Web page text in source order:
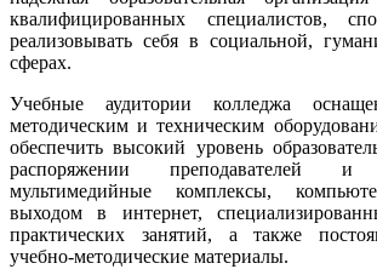
квалифицированных специалистов,
реализовывать себя в социальной,
сферах.
Учебные аудитории колледжа
методическим и техническим
обеспечить высокий уровень
распоряжении преподавателей
мультимедийные комплексы,
выходом в интернет,
практических занятий, а также
учебно-методические материалы.